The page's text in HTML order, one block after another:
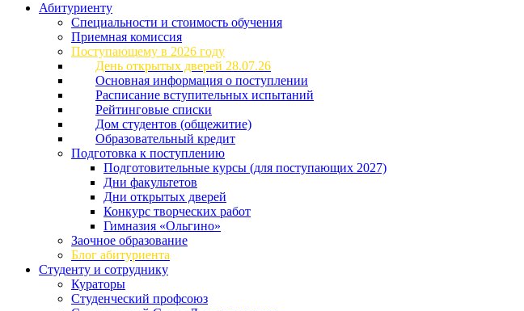
Абитуриенту
Специальности и стоимость обучения
Приемная комиссия
Поступающему в 2026 году
День открытых дверей 28.07.26
Основная информация о поступлении
Расписание вступительных испытаний
Рейтинговые списки
Дом студентов (общежитие)
Образовательный кредит
Подготовка к поступлению
Подготовительные курсы (для поступающих 2027)
Дни факультетов
Дни открытых дверей
Конкурс творческих работ
Гимназия «Ольгино»
Заочное образование
Блог абитуриента
Студенту и сотруднику
Кураторы
Студенческий профсоюз